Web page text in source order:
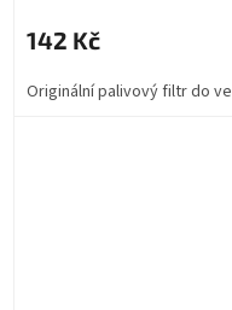
142 Kč
Originální palivový filtr do